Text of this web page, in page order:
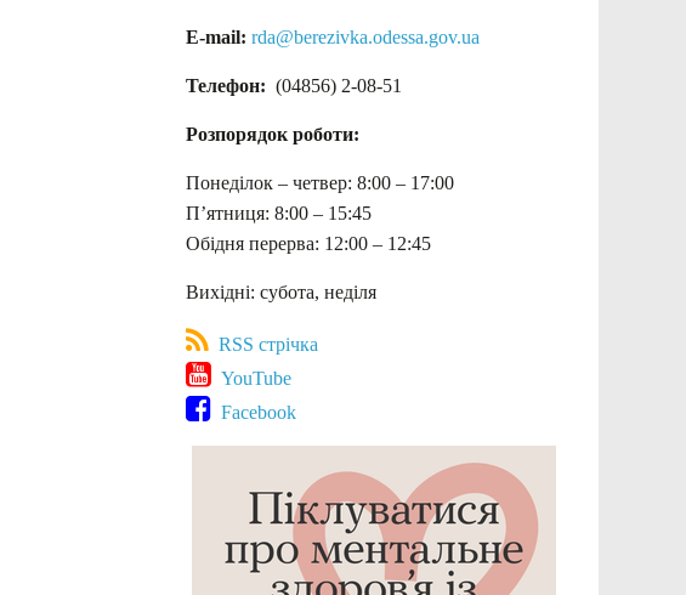
E-mail: rda@berezivka.odessa.gov.ua
Телефон: (04856) 2-08-51
Розпорядок роботи:
Понеділок – четвер: 8:00 – 17:00
П’ятниця: 8:00 – 15:45
Обідня перерва: 12:00 – 12:45
Вихідні: субота, неділя
RSS стрічка
YouTube
Facebook